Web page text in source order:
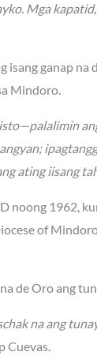
Mga
ganap na
Mindoro.
ating iisang
noong 1962,
of
de Oro ang
na ang
Cuevas.